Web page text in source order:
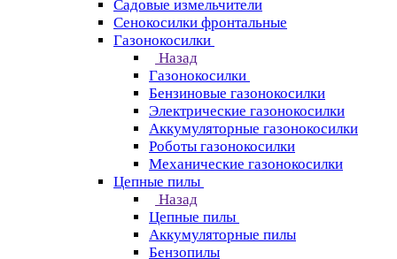
Садовые измельчители
Сенокосилки фронтальные
Газонокосилки
Назад
Газонокосилки
Бензиновые газонокосилки
Электрические газонокосилки
Аккумуляторные газонокосилки
Роботы газонокосилки
Механические газонокосилки
Цепные пилы
Назад
Цепные пилы
Аккумуляторные пилы
Бензопилы